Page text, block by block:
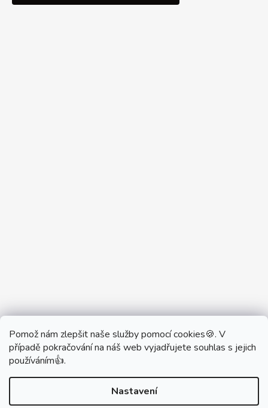
Pomož nám zlepšit naše služby pomocí cookies🍪. V
případě pokračování na náš web vyjadřujete souhlas s jejich
používáním👍.
Nastavení
Partner Showroom MONOBRAND
Partner Eshop Monobrand.online